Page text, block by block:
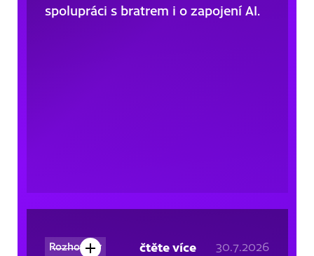
spolupráci s bratrem i o zapojení AI.
Rozhovory 30.7.2026
čtěte více